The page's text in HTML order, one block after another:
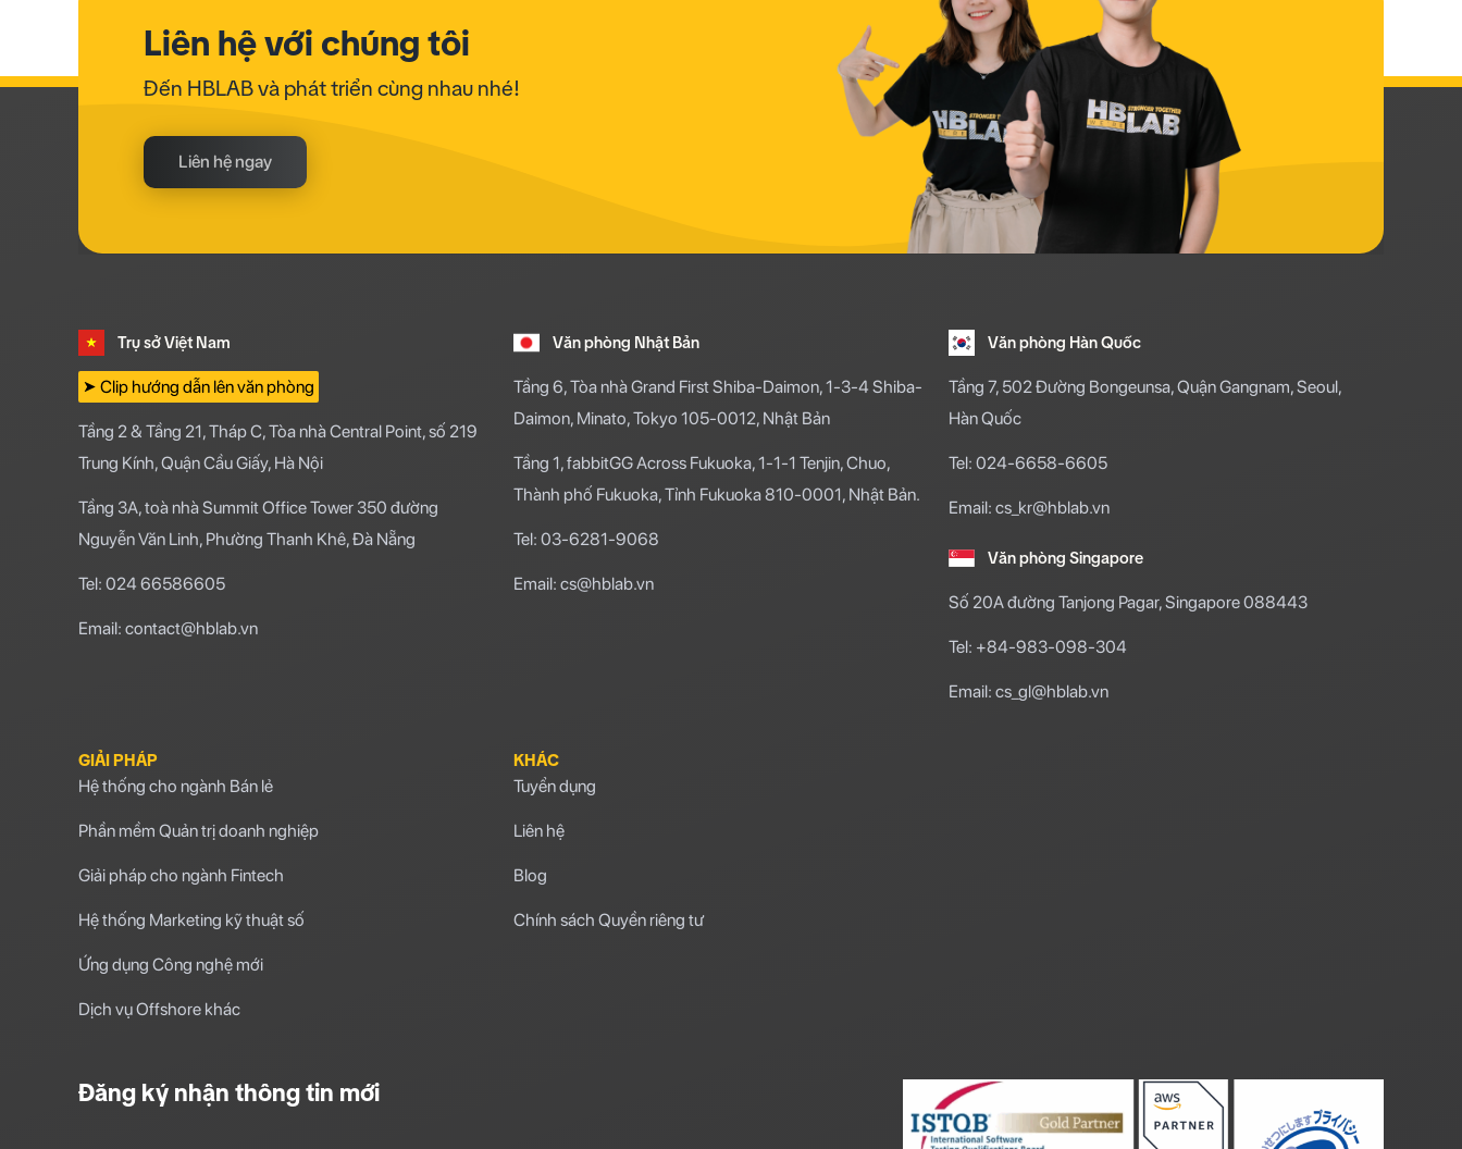
Liên hệ với chúng tôi
Đến HBLAB và phát triển cùng nhau nhé!
Liên hệ ngay
Trụ sở Việt Nam
➤ Clip hướng dẫn lên văn phòng
Tầng 2 & Tầng 21, Tháp C, Tòa nhà Central Point, số 219
Trung Kính, Quận Cầu Giấy, Hà Nội
Tầng 3A, toà nhà Summit Office Tower 350 đường
Nguyễn Văn Linh, Phường Thanh Khê, Đà Nẵng
Tel: 024 66586605
Email: contact@hblab.vn
Văn phòng Nhật Bản
Tầng 6, Tòa nhà Grand First Shiba-Daimon, 1-3-4 Shiba-
Daimon, Minato, Tokyo 105-0012, Nhật Bản
Tầng 1, fabbitGG Across Fukuoka, 1-1-1 Tenjin, Chuo,
Thành phố Fukuoka, Tỉnh Fukuoka 810-0001, Nhật Bản.
Tel: 03-6281-9068
Email: cs@hblab.vn
Văn phòng Hàn Quốc
Tầng 7, 502 Đường Bongeunsa, Quận Gangnam, Seoul,
Hàn Quốc
Tel: 024-6658-6605
Email: cs_kr@hblab.vn
Văn phòng Singapore
Số 20A đường Tanjong Pagar, Singapore 088443
Tel: +84-983-098-304
Email: cs_gl@hblab.vn
GIẢI PHÁP
Hệ thống cho ngành Bán lẻ
Phần mềm Quản trị doanh nghiệp
Giải pháp cho ngành Fintech
Hệ thống Marketing kỹ thuật số
Ứng dụng Công nghệ mới
Dịch vụ Offshore khác
KHÁC
Tuyển dụng
Liên hệ
Blog
Chính sách Quyền riêng tư
Đăng ký nhận thông tin mới